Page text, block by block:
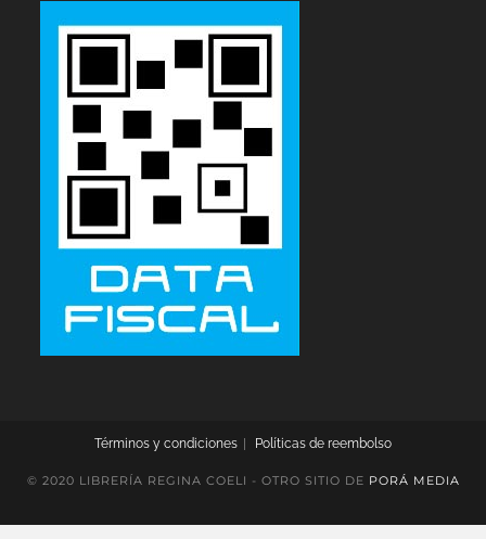
Términos y condiciones Políticas de reembolso
© 2020 LIBRERÍA REGINA COELI - OTRO SITIO DE PORÁ MEDIA